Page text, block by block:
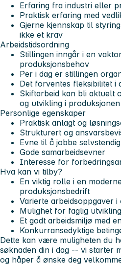
Erfaring fra industri eller
Praktisk erfaring med
Gjerne kjennskap til
ikke et krav
Arbeidstidsordning
Stillingen inngår i en
produksjonsbehov
Per i dag er stillingen
Det forventes fleksibilitet i
Skiftarbeid kan bli aktuelt
og utvikling i produksjonen
Personlige egenskaper
Praktisk anlagt og
Strukturert og
Evne til å jobbe selvstendig
Gode samarbeidsevner
Interesse for
Hva kan vi tilby?
En viktig rolle i en
produksjonsbedrift
Varierte arbeidsoppgaver
Mulighet for faglig utvikling
Et godt arbeidsmiljø med
Konkurransedyktige
Dette kan være muligheten du
søknaden din i dag -- vi starter
og håper å ønske deg